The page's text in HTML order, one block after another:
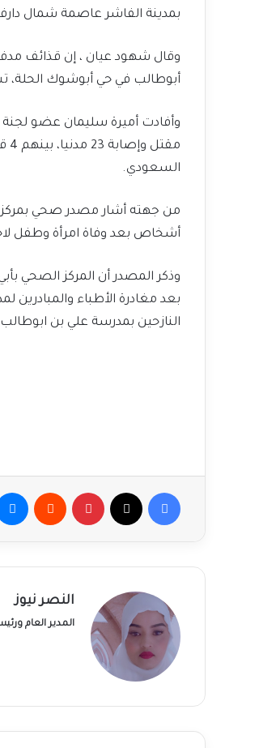
بمدينة الفاشر عاصمة شمال
وقال شهود عيان ، إن قذائف
أبوطالب في حي أبوشوك
السعودي.
أشخاص بعد وفاة امرأة وطفل
وذكر المصدر أن المركز الصحي
بعد مغادرة الأطباء والمبادرين
النازحين بمدرسة علي بن
فيسبوك بينتيريست
النصر نيوز
المدير العام